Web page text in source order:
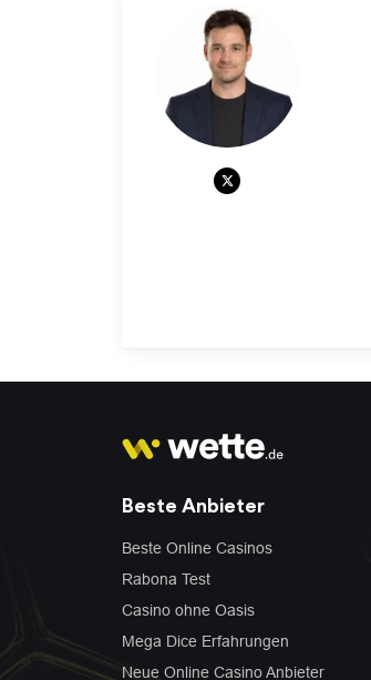
Beste Anbieter
Beste Online Casinos
Rabona Test
Casino ohne Oasis
Mega Dice Erfahrungen
Neue Online Casino Anbieter